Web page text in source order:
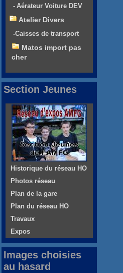
- Aérateur Voiture DEV
Atelier Divers
-Caisses de transport
Matos import pas
cher
Section Jeunes
Historique du réseau HO
Photos réseau
Plan de la gare
Plan du réseau HO
Travaux
Expos
Images choisies
au hasard